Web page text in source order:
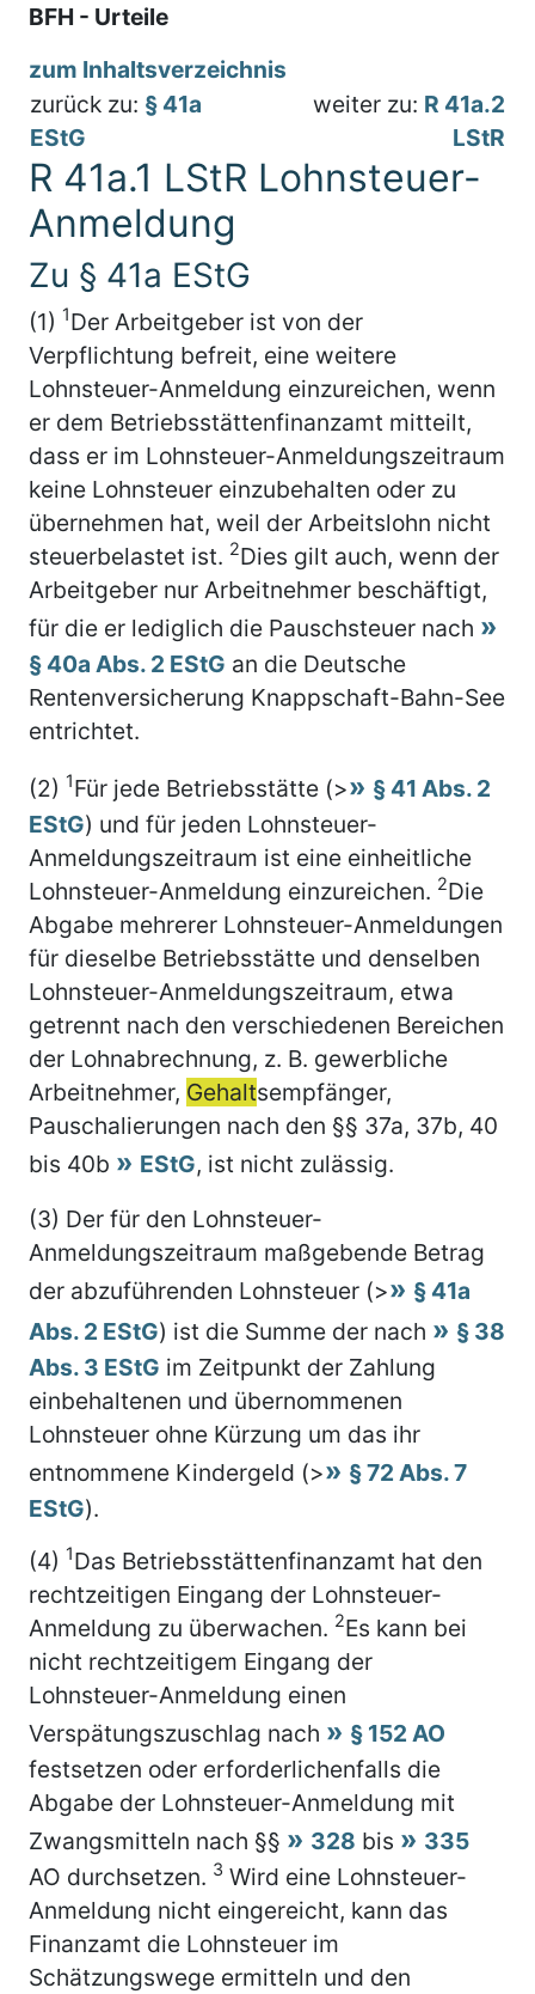
BFH - Urteile
zum Inhaltsverzeichnis
zurück zu: § 41a
EStG
weiter zu: R 41a.2
LStR
R 41a.1 LStR Lohnsteuer-
Anmeldung
Zu § 41a EStG
(1) 1Der Arbeitgeber ist von der
Verpflichtung befreit, eine weitere
Lohnsteuer-Anmeldung einzureichen, wenn
er dem Betriebsstättenfinanzamt mitteilt,
dass er im Lohnsteuer-Anmeldungszeitraum
keine Lohnsteuer einzubehalten oder zu
übernehmen hat, weil der Arbeitslohn nicht
steuerbelastet ist. 2Dies gilt auch, wenn der
Arbeitgeber nur Arbeitnehmer beschäftigt,
für die er lediglich die Pauschsteuer nach
§ 40a Abs. 2 EStG an die Deutsche
Rentenversicherung Knappschaft-Bahn-See
entrichtet.
(2) 1Für jede Betriebsstätte (>
§ 41 Abs. 2
EStG) und für jeden Lohnsteuer-
Anmeldungszeitraum ist eine einheitliche
Lohnsteuer-Anmeldung einzureichen. 2Die
Abgabe mehrerer Lohnsteuer-Anmeldungen
für dieselbe Betriebsstätte und denselben
Lohnsteuer-Anmeldungszeitraum, etwa
getrennt nach den verschiedenen Bereichen
der Lohnabrechnung, z. B. gewerbliche
Arbeitnehmer, Gehaltsempfänger,
Pauschalierungen nach den §§ 37a, 37b, 40
bis 40b
EStG, ist nicht zulässig.
(3) Der für den Lohnsteuer-
Anmeldungszeitraum maßgebende Betrag
der abzuführenden Lohnsteuer (>
§ 41a
Abs. 2 EStG) ist die Summe der nach
§ 38
Abs. 3 EStG im Zeitpunkt der Zahlung
einbehaltenen und übernommenen
Lohnsteuer ohne Kürzung um das ihr
entnommene Kindergeld (>
§ 72 Abs. 7
EStG).
(4) 1Das Betriebsstättenfinanzamt hat den
rechtzeitigen Eingang der Lohnsteuer-
Anmeldung zu überwachen. 2Es kann bei
nicht rechtzeitigem Eingang der
Lohnsteuer-Anmeldung einen
Verspätungszuschlag nach
§ 152 AO
festsetzen oder erforderlichenfalls die
Abgabe der Lohnsteuer-Anmeldung mit
Zwangsmitteln nach §§
328 bis
335
AO durchsetzen. 3 Wird eine Lohnsteuer-
Anmeldung nicht eingereicht, kann das
Finanzamt die Lohnsteuer im
Schätzungswege ermitteln und den